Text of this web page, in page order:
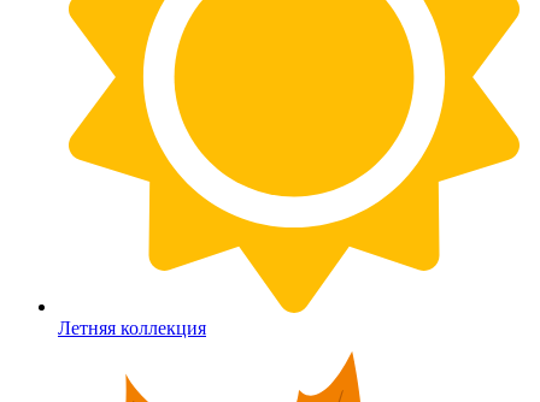
Летняя коллекция